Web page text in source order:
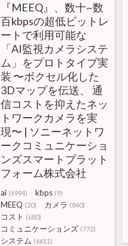
『MEEQ』、数十~数
百kbpsの超低ビットレ
ートで利用可能な
「AI監視カメラシステ
ム」をプロトタイプ実
装 〜ボクセル化した
3Dマップを伝送、 通
信コストを抑えたネッ
トワークカメラを実
現〜 | ソニーネットワ
ークコミュニケーショ
ンズスマートプラット
フォーム株式会社
ai (6994) kbps (9)
MEEQ (20) カメラ (840)
コスト (680)
コミュニケーションズ (772)
システム (6611)